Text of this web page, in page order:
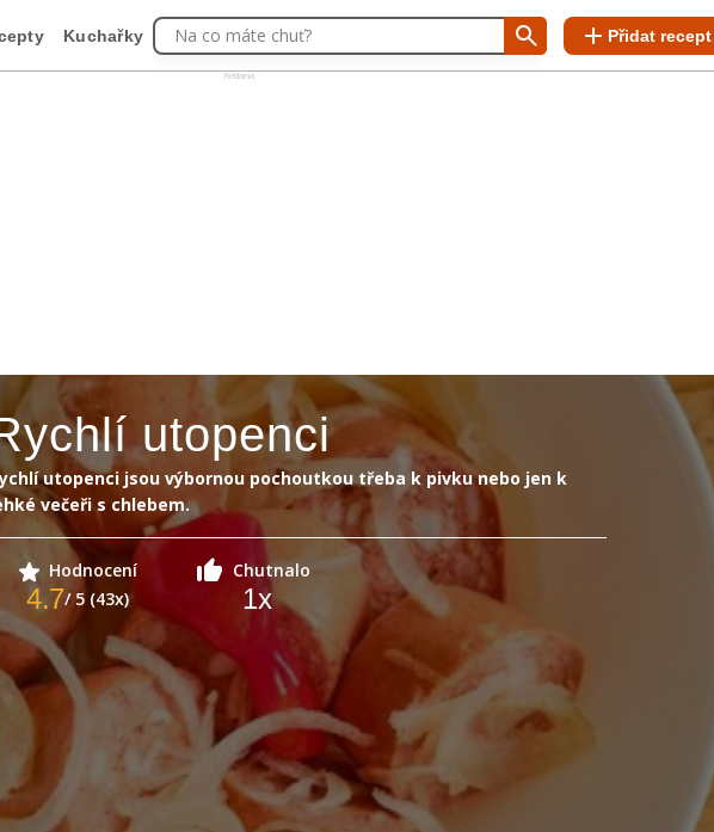
Reklama
Kuchařky Na co máte chuť? Přidat recept
utopenci
utopenci jsou výbornou pochoutkou třeba k pivku nebo jen k
večeři s chlebem.
Hodnocení
4.7/ 5 (43x)
Chutnalo
1x